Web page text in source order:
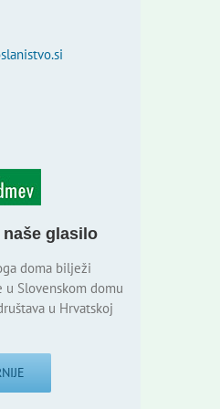
glasilo
doma bilježi
u Slovenskom domu
u Hrvatskoj